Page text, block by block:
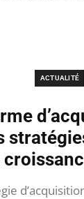
ACTUALITÉ